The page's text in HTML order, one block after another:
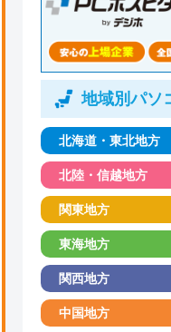
地域別パソ
北海道・東北地方
北陸・信越地方
関東地方
東海地方
関西地方
中国地方